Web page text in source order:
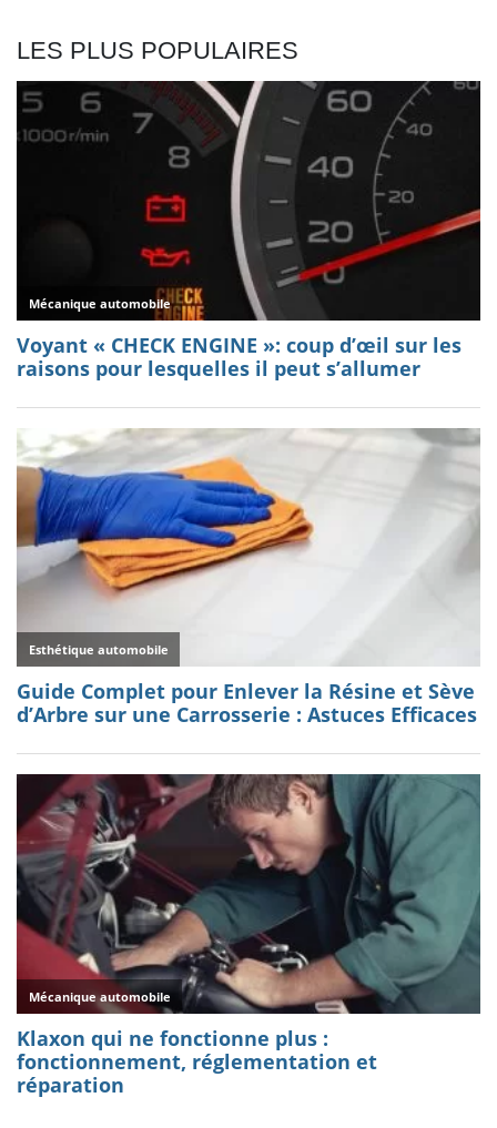
LES PLUS POPULAIRES